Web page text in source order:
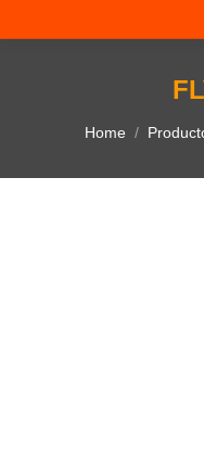
You are here:
Home